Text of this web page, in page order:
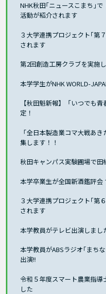
NHK秋田｢ニュースこまち｣で
活動が紹介されます
３大学連携プロジェクト｢第
されます
第2回創造工房クラブを実施
本学学生がNHK WORLD-
【秋田魁新報】「いつでも
定！
「全日本製造業コマ大戦あ
集します！！
秋田キャンパス実験圃場で田
本学卒業生が全国新酒鑑評会
３大学連携プロジェクト｢第
されます
本学教員がテレビ出演しまし
本学教員がABSラジオ｢まち
出演!!
令和５年度スマート農業指
した